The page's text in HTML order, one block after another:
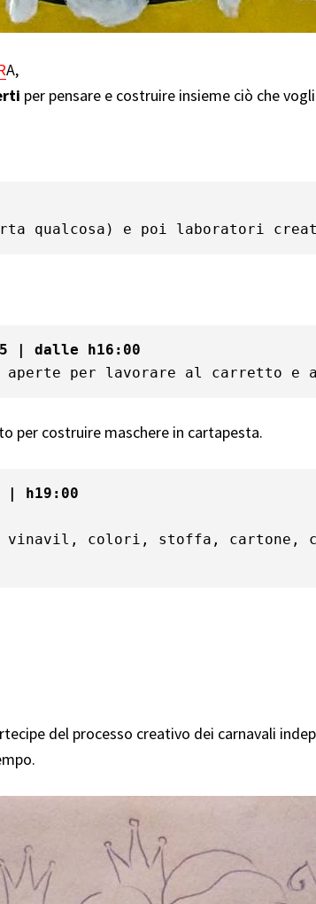
A,
per pensare e costruire insieme ciò che
qualcosa) e poi laboratori
| dalle h16:00
per lavorare al carretto e
per costruire maschere in cartapesta.
| h19:00
colori, stoffa, cartone,
del processo creativo dei carnavali